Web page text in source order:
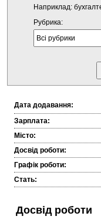
Наприклад:
Рубрика:
Дата додавання:
Зарплата:
Місто:
Досвід роботи:
Графік роботи:
Стать:
Досвід роботи